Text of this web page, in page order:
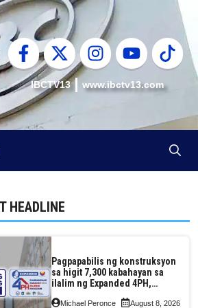
IBCTV13 www.ibctv13.com
HEADLINE
Pagpapabilis ng konstruksyon
sa higit 7,300 kabahayan sa
ilalim ng Expanded 4PH,
ng Pag-IBIG at P.A. Alvarez
Michael Peronce August 8, 2026